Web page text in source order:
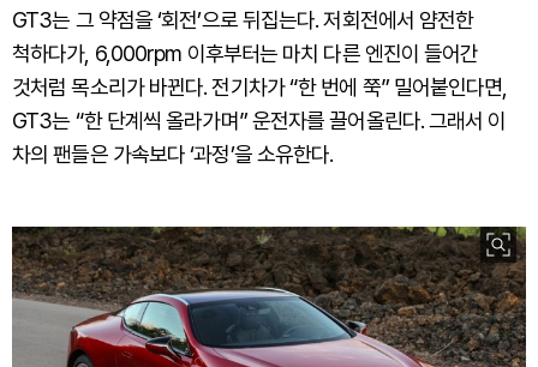
GT3는 그 약점을 ‘회전’으로 뒤집는다. 저회전에서 얌전한
척하다가, 6,000rpm 이후부터는 마치 다른 엔진이 들어간
것처럼 목소리가 바뀐다. 전기차가 “한 번에 쭉” 밀어붙인다면,
GT3는 “한 단계씩 올라가며” 운전자를 끌어올린다. 그래서 이
차의 팬들은 가속보다 ‘과정’을 소유한다.